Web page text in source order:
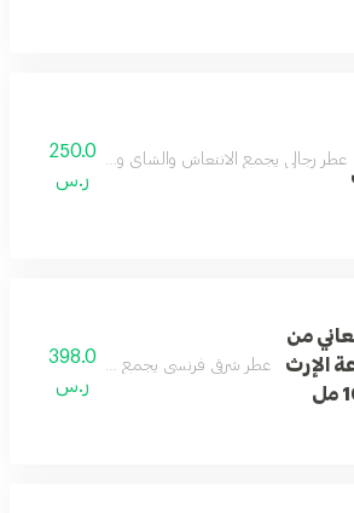
عطر رجالي يجمع الانتعاش والشاي وخشب250.0
ر.س
من
الإرث
عطر شرقي فرنسي يجمع الورد والأخشاب
398.0
ر.س